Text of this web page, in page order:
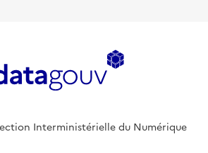
Interministérielle du Numérique